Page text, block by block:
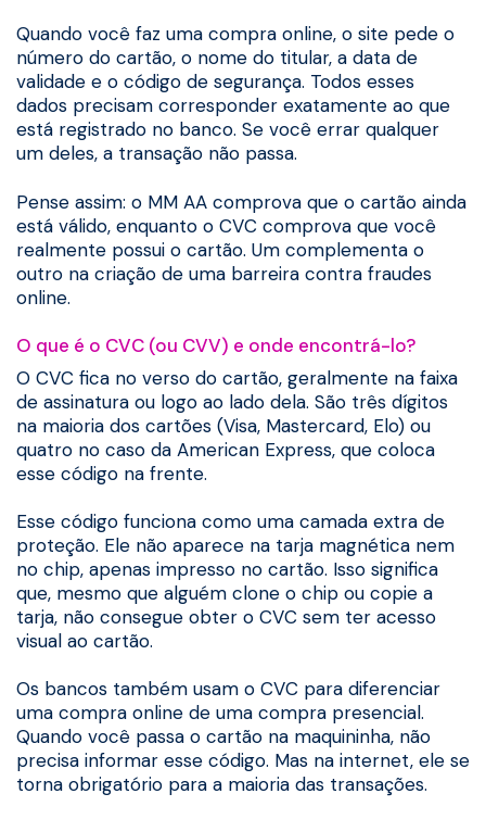
Quando você faz uma compra online, o site pede o
número do cartão, o nome do titular, a data de
validade e o código de segurança. Todos esses
dados precisam corresponder exatamente ao que
está registrado no banco. Se você errar qualquer
um deles, a transação não passa.
Pense assim: o MM AA comprova que o cartão ainda
está válido, enquanto o CVC comprova que você
realmente possui o cartão. Um complementa o
outro na criação de uma barreira contra fraudes
online.
O que é o CVC (ou CVV) e onde encontrá-lo?
O CVC fica no verso do cartão, geralmente na faixa
de assinatura ou logo ao lado dela. São três dígitos
na maioria dos cartões (Visa, Mastercard, Elo) ou
quatro no caso da American Express, que coloca
esse código na frente.
Esse código funciona como uma camada extra de
proteção. Ele não aparece na tarja magnética nem
no chip, apenas impresso no cartão. Isso significa
que, mesmo que alguém clone o chip ou copie a
tarja, não consegue obter o CVC sem ter acesso
visual ao cartão.
Os bancos também usam o CVC para diferenciar
uma compra online de uma compra presencial.
Quando você passa o cartão na maquininha, não
precisa informar esse código. Mas na internet, ele se
torna obrigatório para a maioria das transações.